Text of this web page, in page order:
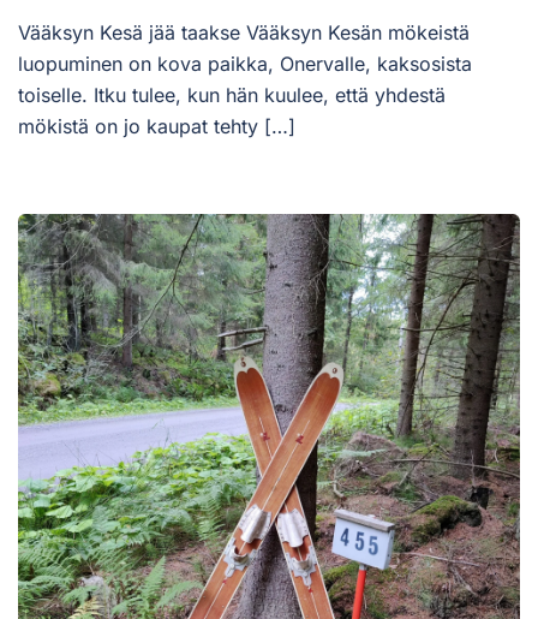
Vääksyn Kesä jää taakse Vääksyn Kesän mökeistä
luopuminen on kova paikka, Onervalle, kaksosista
toiselle. Itku tulee, kun hän kuulee, että yhdestä
mökistä on jo kaupat tehty […]